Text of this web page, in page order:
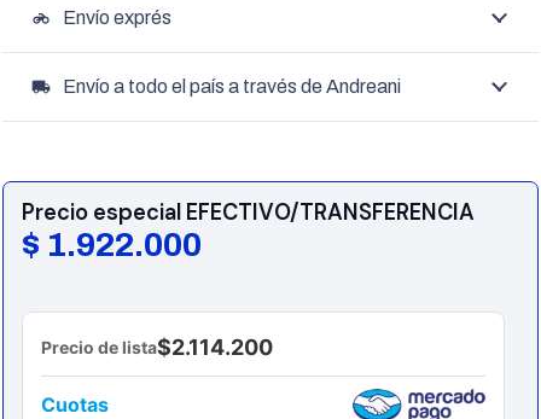
motorcycle Envío exprés
local_shipping Envío a todo el país a través de Andreani
Precio especial EFECTIVO/TRANSFERENCIA
$ 1.922.000
Precio de lista$2.114.200
Cuotas